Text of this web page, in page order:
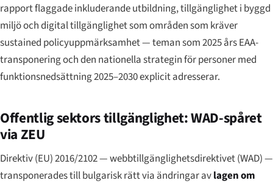
rapport flaggade inkluderande utbildning, tillgänglighet i byggd
miljö och digital tillgänglighet som områden som kräver
sustained policy­uppmärksamhet — teman som 2025 års EAA-
transponering och den nationella strategin för personer med
funktionsnedsättning 2025–2030 explicit adresserar.
Offentlig sektors tillgänglighet: WAD-spåret
via ZEU
Direktiv (EU) 2016/2102 — webbtillgänglighetsdirektivet (WAD) —
transponerades till bulgarisk rätt via ändringar avlagen om